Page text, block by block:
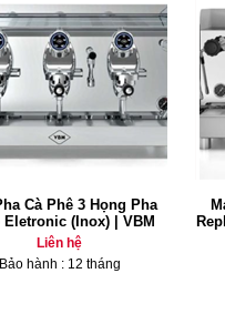
Cà Phê 3 Họng Pha
Eletronic (Inox) | VBM
Liên hệ
Bảo hành : 12 tháng